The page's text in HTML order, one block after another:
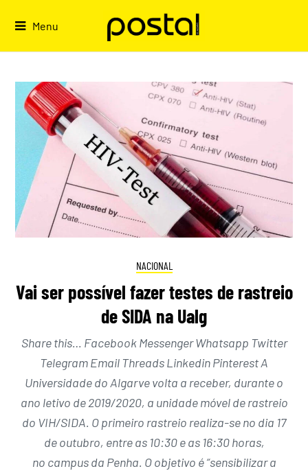
Menu
NACIONAL
Vai ser possível fazer testes de rastreio
de SIDA na Ualg
Share this… Facebook Messenger Whatsapp Twitter
Telegram Email Threads Linkedin Pinterest A
Universidade do Algarve volta a receber, durante o
ano letivo de 2019/2020, a unidade móvel de rastreio
do VIH/SIDA. O primeiro rastreio realiza-se no dia 17
de outubro, entre as 10:30 e as 16:30 horas,
no campus da Penha. O objetivo é “sensibilizar a